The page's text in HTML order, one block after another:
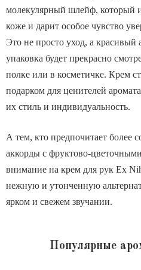
молекулярный шлейф, который
коже и дарит особое чувство
Это не просто уход, а красивый
упаковка будет прекрасно
полке или в косметичке. Крем
подарком для ценителей
их стиль и индивидуальность.
А тем, кто предпочитает более
аккорды с фруктово-
внимание на крем для рук Ex
нежную и утонченную
ярком и свежем звучании.
Популярные